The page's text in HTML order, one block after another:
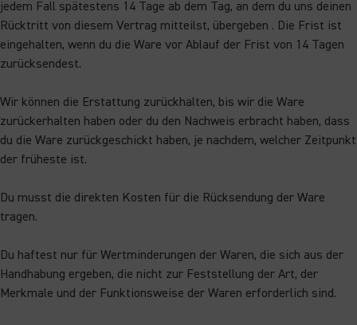
jedem Fall spätestens 14 Tage ab dem Tag, an dem du uns deinen
Rücktritt von diesem Vertrag mitteilst, übergeben . Die Frist ist
eingehalten, wenn du die Ware vor Ablauf der Frist von 14 Tagen
zurücksendest.
Wir können die Erstattung zurückhalten, bis wir die Ware
zurückerhalten haben oder du den Nachweis erbracht haben, dass
du die Ware zurückgeschickt haben, je nachdem, welcher Zeitpunkt
der früheste ist.
Du musst die direkten Kosten für die Rücksendung der Ware
tragen.
Du haftest nur für Wertminderungen der Waren, die sich aus der
Handhabung ergeben, die nicht zur Feststellung der Art, der
Merkmale und der Funktionsweise der Waren erforderlich sind.